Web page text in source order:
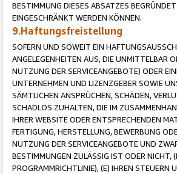
BESTIMMUNG DIESES ABSATZES
EINGESCHRÄNKT WERDEN KÖNNEN.
9.Haftungsfreistellung
SOFERN UND SOWEIT EIN
ANGELEGENHEITEN AUS, DIE UNMITTELBAR
NUTZUNG DER SERVICEANGEBOTE) ODER
UNTERNEHMEN UND LIZENZGEBER SOWIE
SÄMTLICHEN ANSPRÜCHEN, SCHÄDEN,
SCHADLOS ZUHALTEN, DIE IM
IHRER WEBSITE ODER ENTSPRECHENDEN
FERTIGUNG, HERSTELLUNG, BEWERBUNG
NUTZUNG DER SERVICEANGEBOTE UND
BESTIMMUNGEN ZULÄSSIG IST ODER NICHT,
PROGRAMMRICHTLINIE), (E) IHREN STEUERN